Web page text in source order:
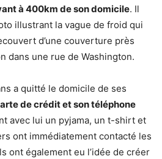
à 400km de son domicile. Il
illustrant la vague de froid qui
d’une couverture près
dans une rue de Washington.
a quitté le domicile de ses
de crédit et son téléphone
avec lui un pyjama, un t-shirt et
ont immédiatement contacté les
ont également eu l’idée de créer